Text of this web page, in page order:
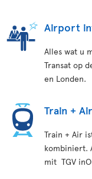
Airport
Alles wat u
Transat op
en Londen.
Train + Air
Train + Air
kombiniert.
mit TGV